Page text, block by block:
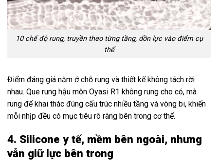
10 chế độ rung, truyền theo từng tầng, dồn lực vào điểm cụ
thể
Điểm đáng giá nằm ở chỗ rung và thiết kế không tách rời
nhau. Que rung hậu môn Oyasi R1 không rung cho có, mà
rung để khai thác đúng cấu trúc nhiều tầng và vòng bi, khiến
mỗi nhịp đều có mục tiêu rõ ràng bên trong cơ thể.
4. Silicone y tế, mềm bên ngoài, nhưng
vẫn giữ lực bên trong